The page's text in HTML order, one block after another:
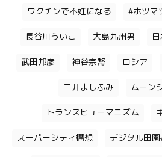
ワクチンで不妊になる #ホツマ
長谷川ういこ 大島九州男
武田邦彦 神谷宗幣 ロシア
三井よしふみ ムーン
トランスヒューマニズム
スーパーシティ構想 デジタル田